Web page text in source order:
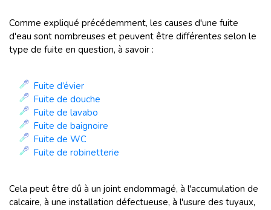
Comme expliqué précédemment, les causes d'une fuite
d'eau sont nombreuses et peuvent être différentes selon le
type de fuite en question, à savoir :
Fuite d’évier
Fuite de douche
Fuite de lavabo
Fuite de baignoire
Fuite de WC
Fuite de robinetterie
Cela peut être dû à un joint endommagé, à l'accumulation de
calcaire, à une installation défectueuse, à l'usure des tuyaux,